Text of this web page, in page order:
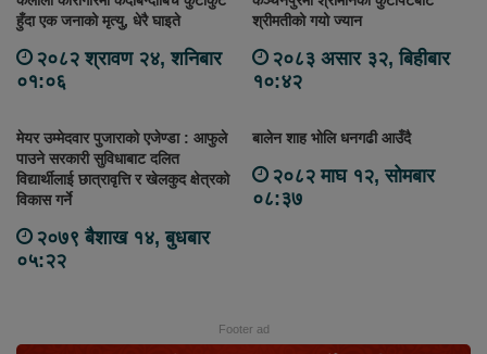
हुँदा एक जनाको मृत्यु, धेरै घाइते
२०८२ श्रावण २४, शनिबार
०१:०६
श्रीमतीको गयो ज्यान
२०८३ असार ३२, बिहीबार
१०:४२
मेयर उम्मेदवार पुजाराको एजेण्डा : आफुले
पाउने सरकारी सुविधाबाट दलित
विद्यार्थीलाई छात्रावृत्ति र खेलकुद क्षेत्रको
विकास गर्ने
२०७९ बैशाख १४, बुधबार
०५:२२
बालेन शाह भोलि धनगढी आउँदै
२०८२ माघ १२, सोमबार
०८:३७
Footer ad